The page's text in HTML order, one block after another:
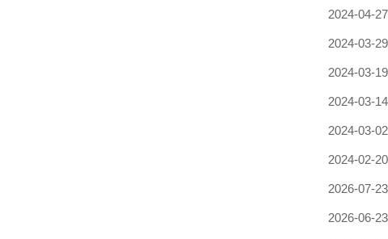
2024-04-27
2024-03-29
2024-03-19
2024-03-14
2024-03-02
2024-02-20
2026-07-23
2026-06-23